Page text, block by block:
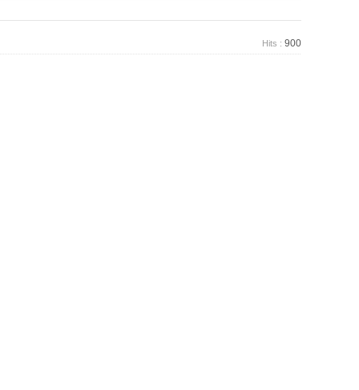
Hits : 900